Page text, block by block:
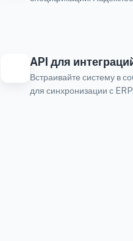
API для
Встраивайте систему в
для синхронизации с